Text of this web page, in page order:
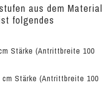
aus dem Material
folgendes
Stärke (Antrittbreite 100
Stärke (Antrittbreite 100